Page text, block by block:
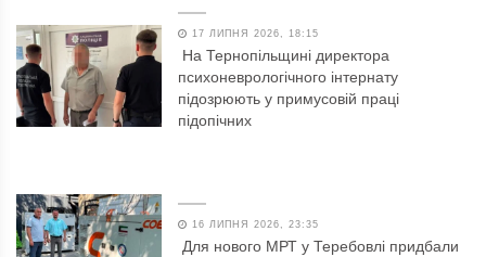
17 ЛИПНЯ 2026, 18:15
На Тернопільщині директора
психоневрологічного інтернату
підозрюють у примусовій праці
підопічних
16 ЛИПНЯ 2026, 23:35
Для нового МРТ у Теребовлі придбали